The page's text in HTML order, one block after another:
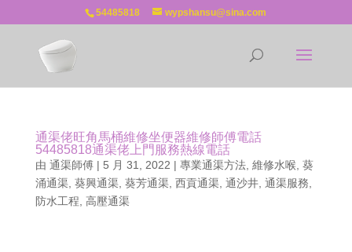
54485818 wypshansu@sina.com
通渠佬旺角馬桶維修坐便器維修師傅電話
54485818通渠佬上門服務熱線電話
由 通渠師傅| 5 月 31, 2022 | 專業通渠方法, 維修水喉, 葵
涌通渠, 葵興通渠, 葵芳通渠, 西貢通渠, 通沙井, 通渠服務
防水工程 高壓通渠